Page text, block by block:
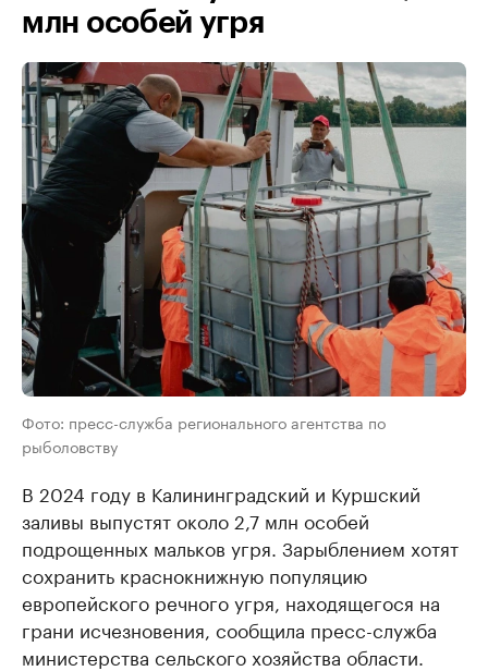
млн особей угря
Фото: пресс-служба регионального агентства по
рыболовству
В 2024 году в Калининградский и Куршский
заливы выпустят около 2,7 млн особей
подрощенных мальков угря. Зарыблением хотят
сохранить краснокнижную популяцию
европейского речного угря, находящегося на
грани исчезновения, сообщила пресс-служба
министерства сельского хозяйства области.